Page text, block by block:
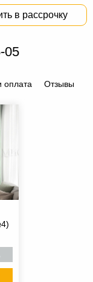
в рассрочку
05
оплата Отзывы